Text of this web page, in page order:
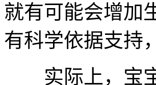
就有可能会增加
有科学依据支持
实际上，宝宝